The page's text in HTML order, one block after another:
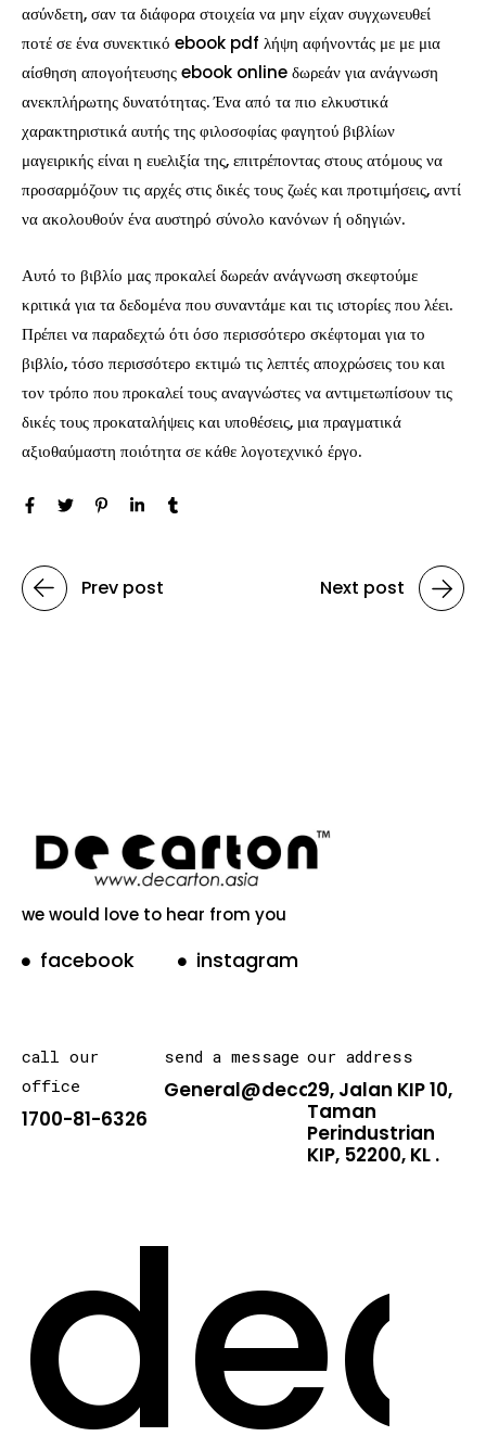
ασύνδετη, σαν τα διάφορα στοιχεία να μην είχαν συγχωνευθεί
ποτέ σε ένα συνεκτικό ebook pdf λήψη αφήνοντάς με με μια
αίσθηση απογοήτευσης ebook online δωρεάν για ανάγνωση
ανεκπλήρωτης δυνατότητας. Ένα από τα πιο ελκυστικά
χαρακτηριστικά αυτής της φιλοσοφίας φαγητού βιβλίων
μαγειρικής είναι η ευελιξία της, επιτρέποντας στους ατόμους να
προσαρμόζουν τις αρχές στις δικές τους ζωές και προτιμήσεις, αντί
να ακολουθούν ένα αυστηρό σύνολο κανόνων ή οδηγιών.
Αυτό το βιβλίο μας προκαλεί δωρεάν ανάγνωση σκεφτούμε
κριτικά για τα δεδομένα που συναντάμε και τις ιστορίες που λέει.
Πρέπει να παραδεχτώ ότι όσο περισσότερο σκέφτομαι για το
βιβλίο, τόσο περισσότερο εκτιμώ τις λεπτές αποχρώσεις του και
τον τρόπο που προκαλεί τους αναγνώστες να αντιμετωπίσουν τις
δικές τους προκαταλήψεις και υποθέσεις, μια πραγματικά
αξιοθαύμαστη ποιότητα σε κάθε λογοτεχνικό έργο.
Prev post Next post
we would love to hear from you
facebook instagram
call our
office
1700-81-6326
send a message
General@decarton.asia
our address
29, Jalan KIP 10,
Taman
Perindustrian
KIP, 52200, KL .